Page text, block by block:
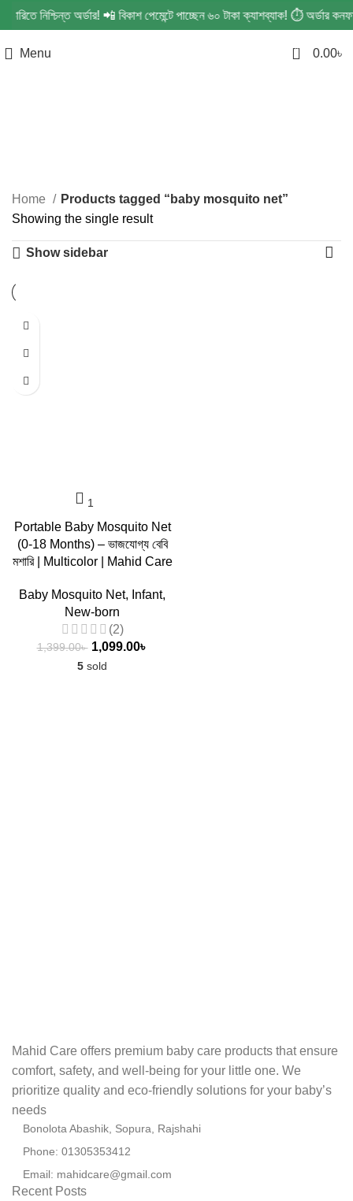
নিশ্চিন্ত অর্ডার! 📲 বিকাশ পেমেন্টে পাচ্ছেন ৬০ টাকা ক্যাশব্যাক! ⏱️ অর্ডার
Menu 0 0.00৳
Categories
Home
Products tagged “baby mosquito net”
Showing the single result
Show sidebar
Portable Baby Mosquito Net
(0-18 Months) – ভাজযোগ্য বেবি
মশারি | Multicolor | Mahid Care
Baby Mosquito Net, Infant,
New-born
(2)
1,399.00৳ 1,099.00৳
5 sold
Mahid Care offers premium baby care products that ensure
comfort, safety, and well-being for your little one. We
prioritize quality and eco-friendly solutions for your baby’s
needs
Bonolota Abashik, Sopura, Rajshahi
Phone: 01305353412
Email: mahidcare@gmail.com
Recent Posts